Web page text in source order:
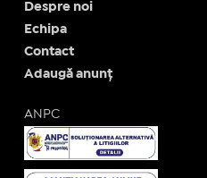
Despre noi
Echipa
Contact
Adaugă anunț
ANPC